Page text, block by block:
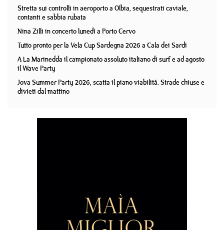
Stretta sui controlli in aeroporto a Olbia, sequestrati caviale,
contanti e sabbia rubata
Nina Zilli in concerto lunedì a Porto Cervo
Tutto pronto per la Vela Cup Sardegna 2026 a Cala dei Sardi
A La Marinedda il campionato assoluto italiano di surf e ad agosto
il Wave Party
Jova Summer Party 2026, scatta il piano viabilità. Strade chiuse e
divieti dal mattino